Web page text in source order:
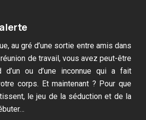
au gré d’une sortie entre amis dans
réunion de travail, vous avez peut-être
d’un ou d’une inconnue qui a fait
corps. Et maintenant ? Pour que
le jeu de la séduction et de la